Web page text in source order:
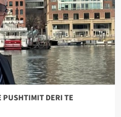
PUSHTIMIT DERI TE